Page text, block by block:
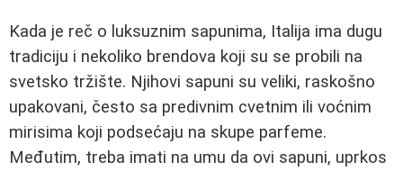
Kada je reč o luksuznim sapunima, Italija ima dugu
tradiciju i nekoliko brendova koji su se probili na
svetsko tržište. Njihovi sapuni su veliki, raskošno
upakovani, često sa predivnim cvetnim ili voćnim
mirisima koji podsećaju na skupe parfeme.
Međutim, treba imati na umu da ovi sapuni, uprkos